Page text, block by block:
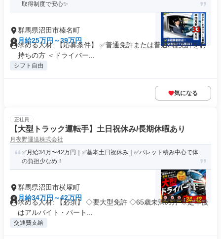
取得制度で安心✨
群馬県沼田市榛名町
月給25万円～39万円
求める人材: 【応募条件】 ✅普通免許または普通2種免許をお
持ちの方 ＜ドライバー...
シフト自由
気になる
正社員
【大型トラック運転手】土日祝休み/長期休暇あり
月夜野運送株式会社
✅月給34万〜42万円｜✅基本土日祝休み｜✅パレット積み中心で体
の負担少なめ！
群馬県沼田市横塚町
月給34万円～42万円
求める人材: 【必須】 ◇要大型免許 ◇65歳未満の方 ※定年後
はアルバイト・パート...
交通費支給